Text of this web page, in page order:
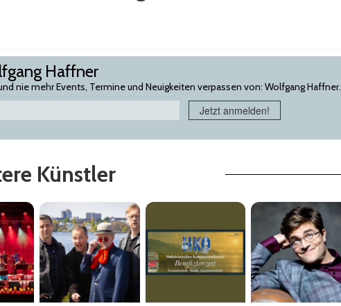
Haffner
nie mehr Events, Termine und Neuigkeiten verpassen von: Wolfgang Haffner.
Jetzt anmelden!
Künstler